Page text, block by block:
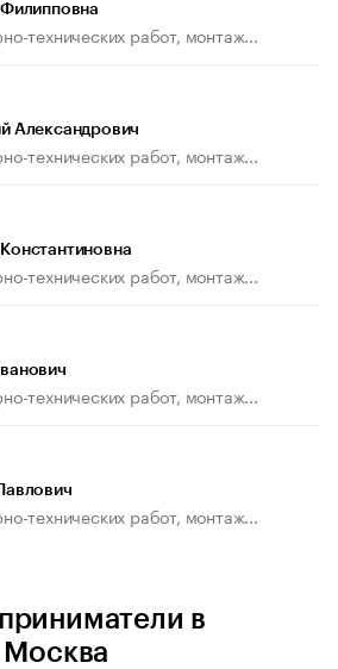
технических работ, монтаж...
Александрович
технических работ, монтаж...
технических работ, монтаж...
технических работ, монтаж...
технических работ, монтаж...
в
Москва